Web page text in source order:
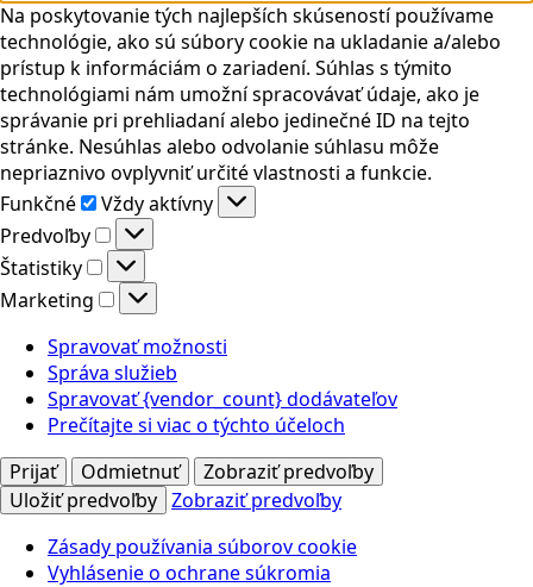
Na poskytovanie tých najlepších skúseností používame
technológie, ako sú súbory cookie na ukladanie a/alebo
prístup k informáciám o zariadení. Súhlas s týmito
technológiami nám umožní spracovávať údaje, ako je
správanie pri prehliadaní alebo jedinečné ID na tejto
stránke. Nesúhlas alebo odvolanie súhlasu môže
nepriaznivo ovplyvniť určité vlastnosti a funkcie.
Funkčné
Funkčné
Vždy aktívny
Predvoľby
Predvoľby
Štatistiky
Štatistiky
Marketing
Marketing
Spravovať možnosti
Správa služieb
Spravovať {vendor_count} dodávateľov
Prečítajte si viac o týchto účeloch
Prijať
Odmietnuť
Zobraziť predvoľby
Uložiť predvoľby Zobraziť predvoľby
Zásady používania súborov cookie
Vyhlásenie o ochrane súkromia